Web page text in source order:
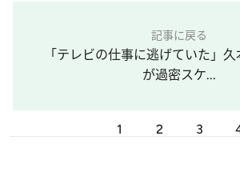
記事に戻る
「テレビの仕事に逃げていた」久
が過密スケ...
1 2 3